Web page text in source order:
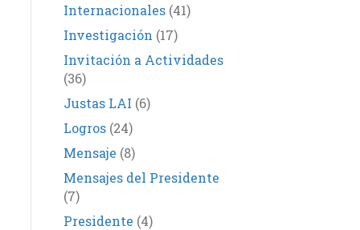
Internacionales(41)
Investigación (17)
Invitación a Actividades
(36)
Justas LAI (6)
Logros(24)
Mensaje (8)
Mensajes del Presidente
(7)
Presidente (4)